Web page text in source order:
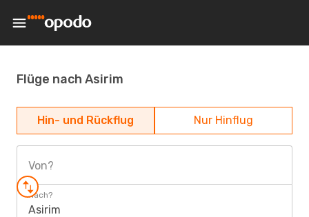
Flüge nach Asirim
Hin- und Rückflug Nur Hinflug
Von?
Nach?
Asirim